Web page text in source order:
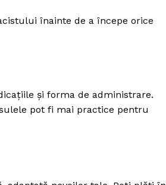
înainte de a începe orice
și forma de administrare.
pot fi mai practice pentru